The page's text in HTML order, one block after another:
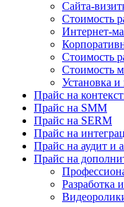
Cайта-
Стоимость
Интернет-
Стоимость
Стоимость
Установка
Прайс на
Прайс на SMM
Прайс на SERM
Прайс на
Прайс на аудит и
Прайс на
Разработка